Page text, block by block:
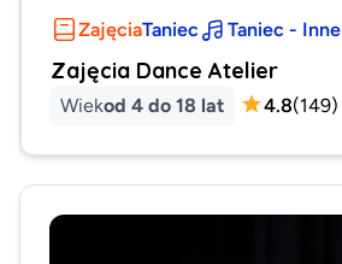
ZajęciaTaniec Taniec - Inne
Zajęcia Dance Atelier
Wiekod 4 do 18 lat 4.8(149)